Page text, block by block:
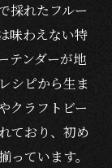
採れたフルー
味わえない特
テンダーが地
シピから生ま
クラフトビー
ており、初め
ています。